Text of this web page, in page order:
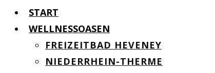
START
WELLNESSOASEN
FREIZEITBAD HEVENEY
NIEDERRHEIN-THERME